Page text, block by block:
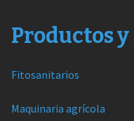
Productos
Fitosanitarios
Maquinaria agrícola